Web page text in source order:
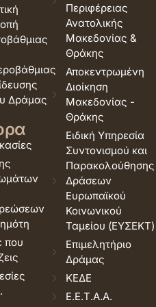
Δράμας
που
Περιφέρειας
Ανατολικής
Μακεδονίας &
Θράκης
Αποκεντρωμένη
Διοίκηση
Μακεδονίας -
Θράκης
Ειδική Υπηρεσία
Συντονισμού και
Παρακολούθησης
Δράσεων
Ευρωπαϊκού
Κοινωνικού
Ταμείου (ΕΥΣΕΚΤ)
Επιμελητήριο
Δράμας
ΚΕΔΕ
Ε.Ε.Τ.Α.Α.